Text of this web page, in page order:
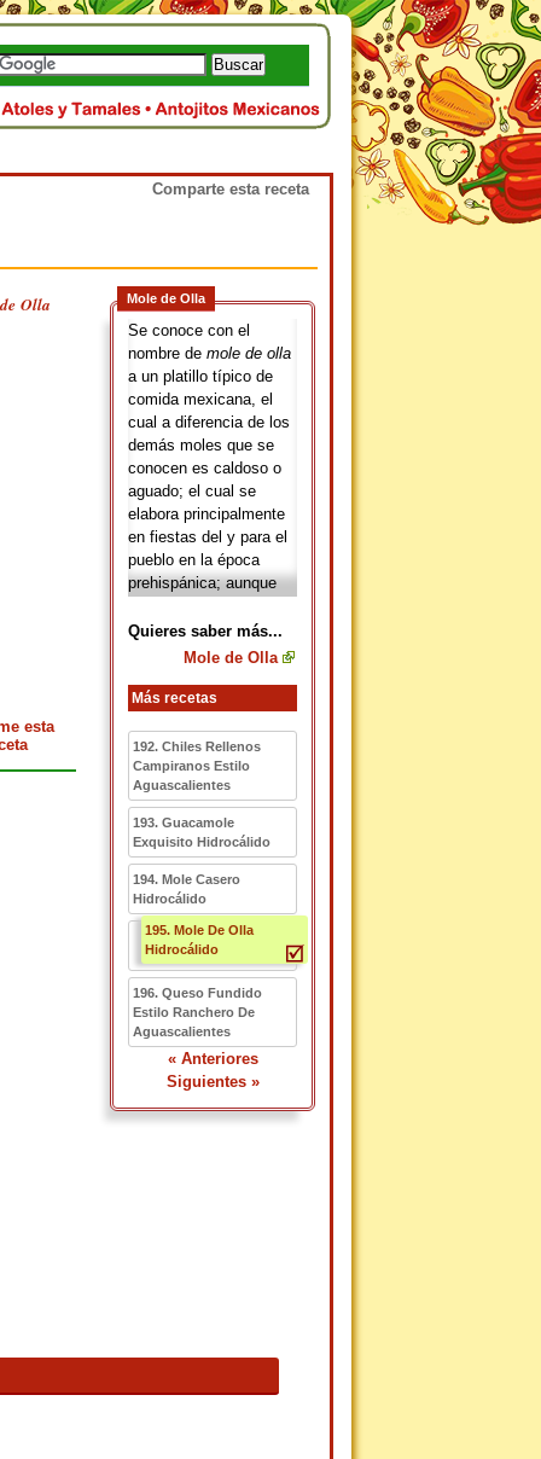
Olla Mole de Olla
Se conoce con el
nombre de mole de olla
a un platillo típico de
comida mexicana, el
cual a diferencia de los
demás moles que se
conocen es caldoso o
aguado; el cual se
elabora principalmente
en fiestas del y para el
pueblo en la época
prehispánica; aunque
precisión su origen, hay
quienes afirman que es
en el norte o en la parte
Tlaxcala, Hidalgo o el
Estado de México.
Quieres saber más...
Mole de Olla
Más recetas
192. Chiles Rellenos
Campiranos Estilo
Aguascalientes
193. Guacamole
Exquisito Hidrocálido
194. Mole Casero
Hidrocálido
195. Mole De Olla
Hidrocálido
196. Queso Fundido
Estilo Ranchero De
Aguascalientes
« Anteriores
Siguientes »
esta
Comparte esta receta